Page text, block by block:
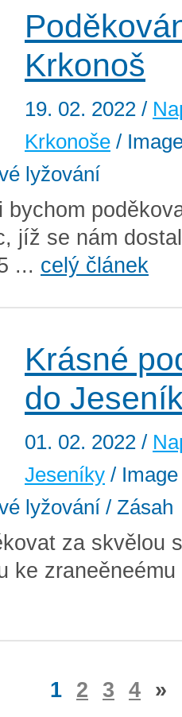
Krkonoš
19. 02. 2022 /
Krkonoše /
lyžování
bychom
jíž se nám
... celý článek
Krásné
do
01. 02. 2022 /
Jeseníky /
lyžování / Zásah
za skvělou
ke
1 2 3 4 »